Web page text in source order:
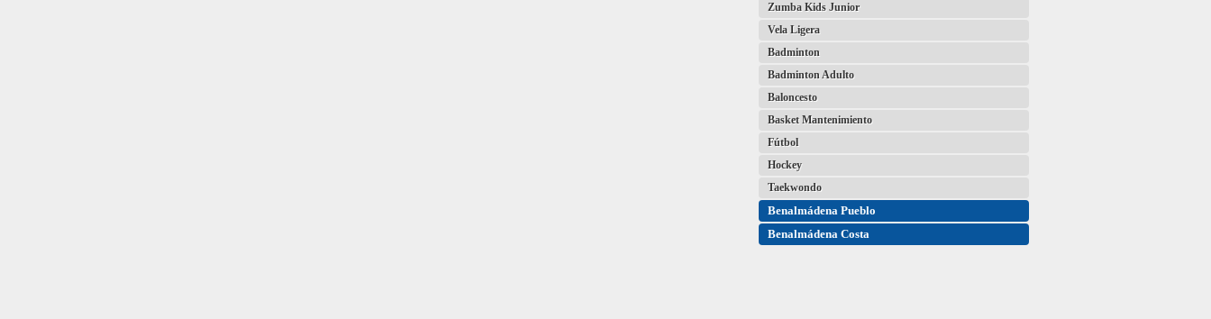
Zumba Kids Junior
Vela Ligera
Badminton
Badminton Adulto
Baloncesto
Basket Mantenimiento
Fútbol
Hockey
Taekwondo
Benalmádena Pueblo
Benalmádena Costa